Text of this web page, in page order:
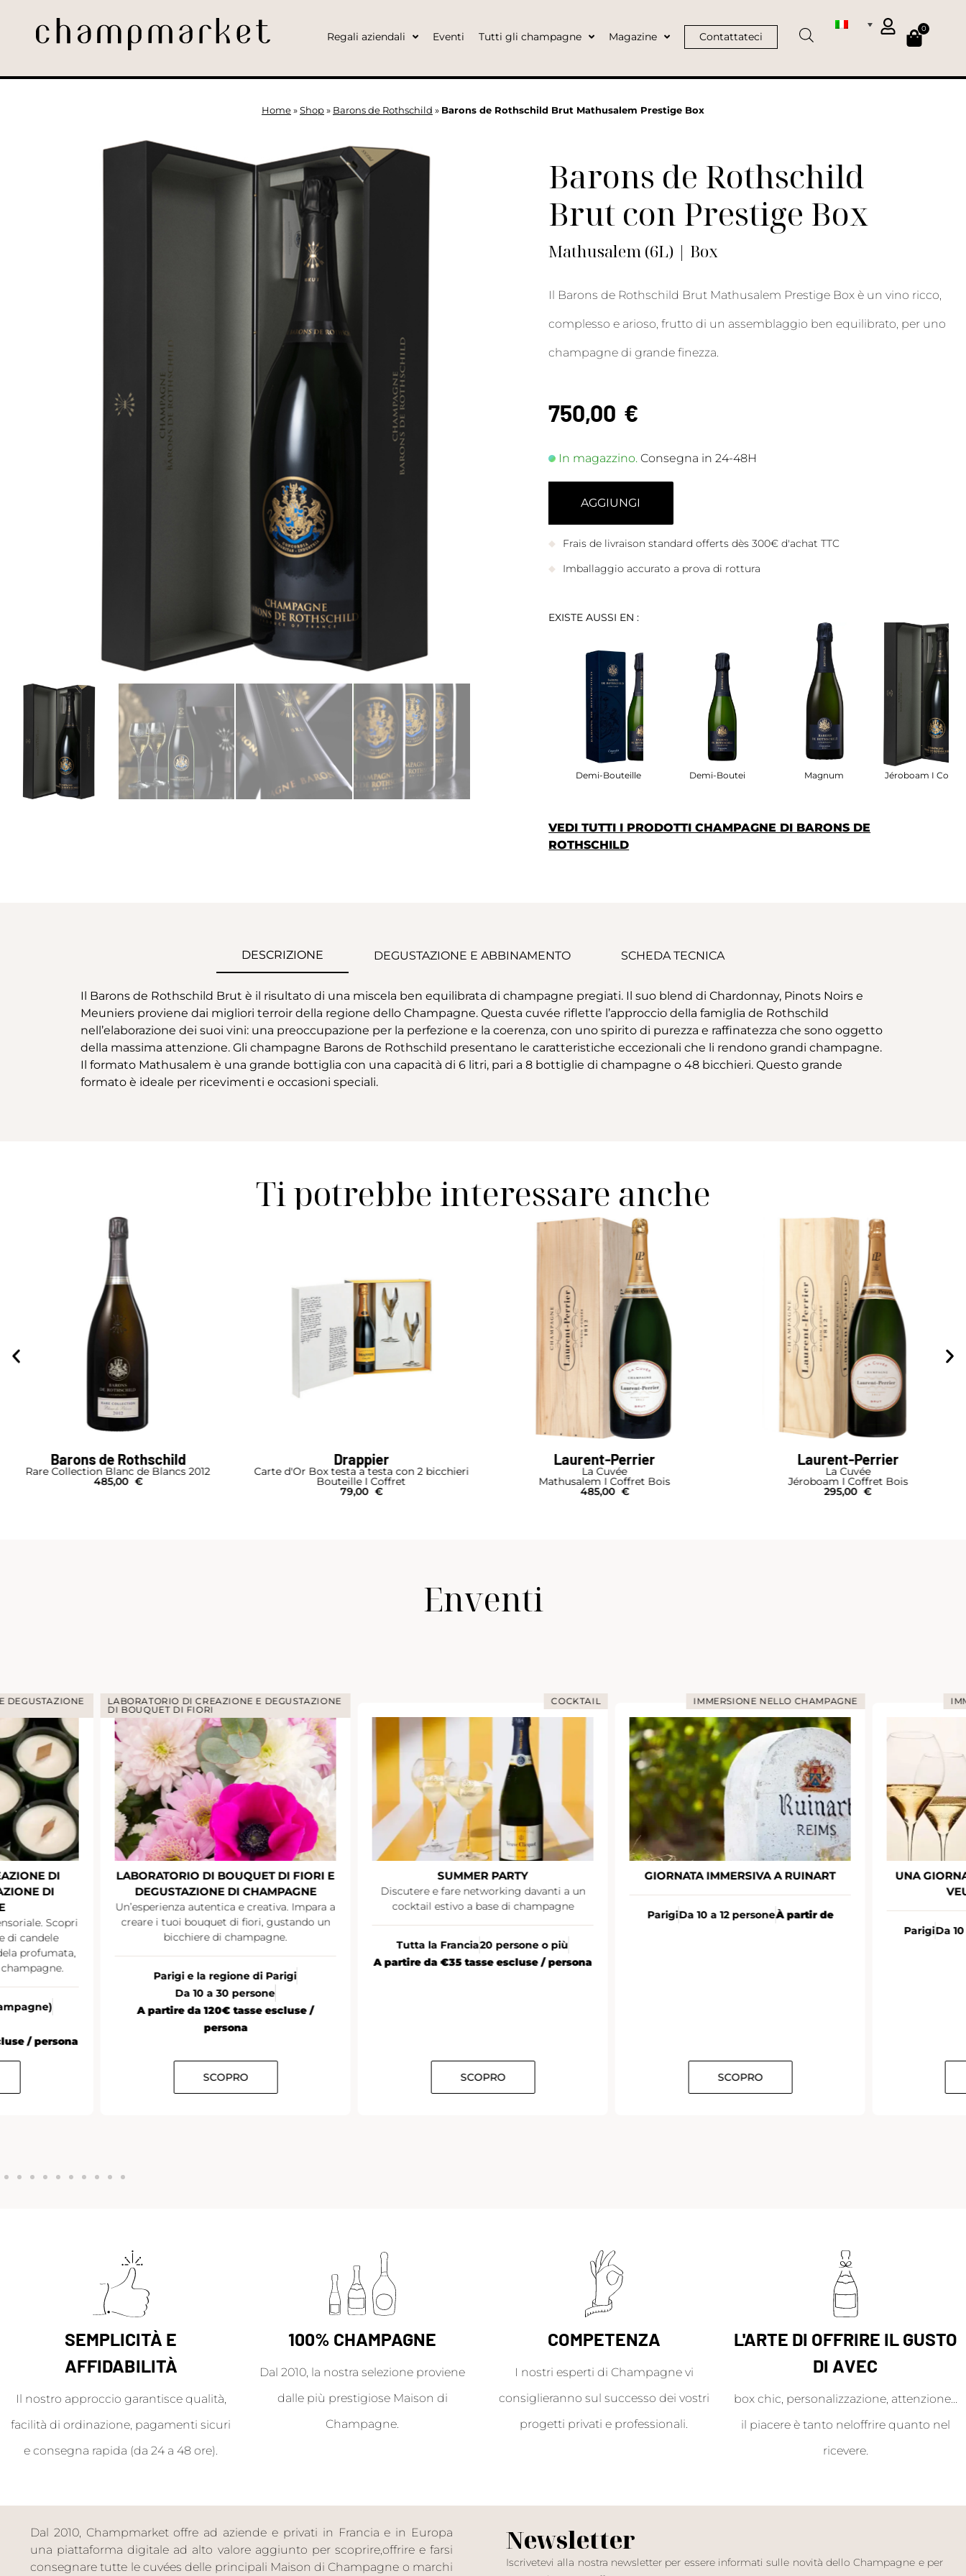
Regali aziendali Eventi Tutti gli champagne Magazine Contattateci
0
Home » Shop » Barons de Rothschild » Barons de Rothschild Brut Mathusalem Prestige Box
Barons de Rothschild
Brut con Prestige Box
Mathusalem (6L) | Box
Il Barons de Rothschild Brut Mathusalem Prestige Box è un vino ricco,
complesso e arioso, frutto di un assemblaggio ben equilibrato, per uno
champagne di grande finezza.
750,00 €
In magazzino.Consegna in 24-48H
AGGIUNGI
Frais de livraison standard offerts dès 300€ d'achat TTC
Imballaggio accurato a prova di rottura
EXISTE AUSSI EN :
Demi-Bouteille I Étui Demi-Bouteille Magnum Jéroboam I
VEDI TUTTI I PRODOTTI CHAMPAGNE DI BARONS DE
ROTHSCHILD
DESCRIZIONE DEGUSTAZIONE E ABBINAMENTO SCHEDA TECNICA
Il Barons de Rothschild Brut è il risultato di una miscela ben equilibrata di champagne pregiati. Il suo blend di Chardonnay, Pinots Noirs e
Meuniers proviene dai migliori terroir della regione dello Champagne. Questa cuvée riflette l’approccio della famiglia de Rothschild
nell’elaborazione dei suoi vini: una preoccupazione per la perfezione e la coerenza, con uno spirito di purezza e raffinatezza che sono oggetto
della massima attenzione. Gli champagne Barons de Rothschild presentano le caratteristiche eccezionali che li rendono grandi champagne.
Il formato Mathusalem è una grande bottiglia con una capacità di 6 litri, pari a 8 bottiglie di champagne o 48 bicchieri. Questo grande
formato è ideale per ricevimenti e occasioni speciali.
Ti potrebbe interessare anche
Drappier
Carte d'Or Box testa a testa con 2 bicchieri
Bouteille I Coffret
Laurent-Perrier
La Cuvée
Mathusalem I Coffret Bois
485,00
Laurent-Perrier
La Cuvée
Jéroboam I Coffret Bois
295,00 €
Laurent-Perrier
La Cuvée
Bouteille
43,90 €
Enventi
DI CREAZIONE E DEGUSTAZIONE
LABORATORIO DI BOUQUET DI FIORI E
DEGUSTAZIONE DI CHAMPAGNE
Un’esperienza autentica e creativa. Impara a
creare i tuoi bouquet di fiori, gustando un
bicchiere di champagne.
Parigi e la regione di Parigi
A partire da 120€ tasse escluse /
SUMMER PARTY
Discutere e fare networking davanti a un
cocktail estivo a base di champagne
Tutta la Francia
20 persone o più
A partire da €35 tasse escluse / persona
IMMERSIONE NELLO CHAMPAGNE
GIORNATA IMMERSIVA A RUINART
Parigi Da 10 a 12 personeÀ partir de
IMMERSIONE NELLO
UNA GIORNATA IMMERSIVA
Da 10 a 12 personeÀ partir
SEMPLICITÀ E
AFFIDABILITÀ
Il nostro approccio garantisce qualità,
facilità di ordinazione, pagamenti sicuri
e consegna rapida (da 24 a 48 ore).
100% CHAMPAGNE
Dal 2010, la nostra selezione proviene
dalle più prestigiose Maison di
Champagne.
COMPETENZA
I nostri esperti di Champagne vi
consiglieranno sul successo dei vostri
progetti privati e professionali.
L'ARTE DI OFFRIRE IL GUSTO
DI AVEC
box chic, personalizzazione, attenzione...
il piacere è tanto neloffrire quanto nel
ricevere.
Dal 2010, Champmarket offre ad aziende e privati in Francia e in Europa
una piattaforma digitale ad alto valore aggiunto per scoprire,offrire e farsi
consegnare tutte le cuvées delle principali Maison di Champagne o marchi
Newsletter
Iscrivetevi alla nostra newsletter per essere informati sulle novità dello Champagne e per